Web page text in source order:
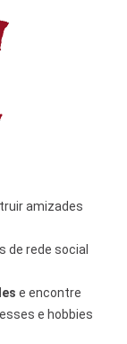
amizades
de rede social
e encontre
e hobbies